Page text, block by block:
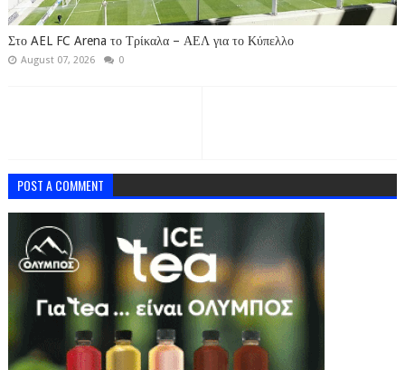
Στο AEL FC Arena το Τρίκαλα – ΑΕΛ για το Κύπελλο
August 07, 2026 0
POST A COMMENT